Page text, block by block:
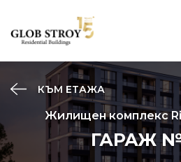
КЪМ ЕТАЖА
Жилищен комплекс
ГАРАЖ №